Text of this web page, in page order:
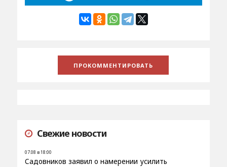
Свежие новости
07.08 в 18:00
Садовников заявил о намерении усилить